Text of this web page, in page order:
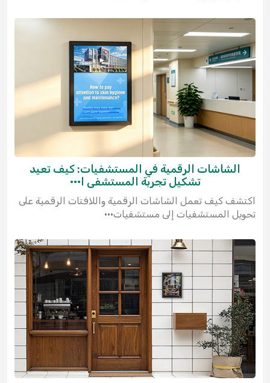
الشاشات الرقمية في المستشفيات: كيف تعيد
تشكيل تجربة المستشفى ا···
اكتشف كيف تعمل الشاشات الرقمية واللافتات الرقمية على
تحويل المستشفيات إلى مستشفيات···